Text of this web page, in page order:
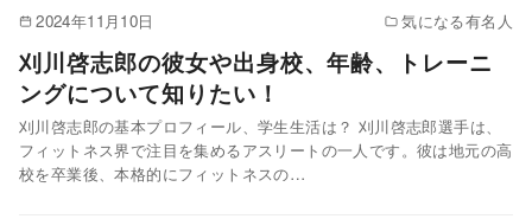
2024年11月10日 気になる有名人
刈川啓志郎の彼女や出身校、年齢、トレーニ
ングについて知りたい！
刈川啓志郎の基本プロフィール、学生生活は？ 刈川啓志郎選手は、
フィットネス界で注目を集めるアスリートの一人です。彼は地元の高
校を卒業後、本格的にフィットネスの…